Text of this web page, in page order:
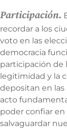
Participación.
recordar a los
voto en las
democracia
participación de
legitimidad y la
depositan en
acto
poder confiar en
salvaguardar